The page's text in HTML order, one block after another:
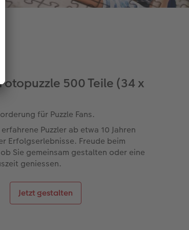
500 Teile (34 x
für Puzzle Fans.
Puzzler ab etwa 10 Jahren
Erfolgserlebnisse. Freude beim
Sie gemeinsam gestalten oder eine
geniessen.
Jetzt gestalten